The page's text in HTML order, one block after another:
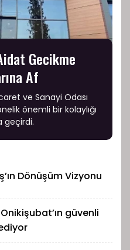
Gecikme
Af
ve Sanayi Odası
önemli bir kolaylığı
geçirdi.
Dönüşüm Vizyonu
güvenli